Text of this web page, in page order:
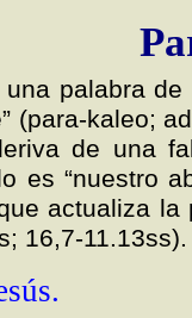
una palabra
(para-kaleo;
de una
es “nuestro
actualiza
16,7-11.13ss).